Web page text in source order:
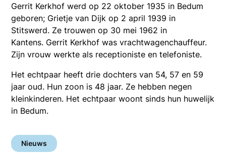
Gerrit Kerkhof werd op 22 oktober 1935 in Bedum
geboren; Grietje van Dijk op 2 april 1939 in
Stitswerd. Ze trouwen op 30 mei 1962 in
Kantens. Gerrit Kerkhof was vrachtwagenchauffeur.
Zijn vrouw werkte als receptioniste en telefoniste.
Het echtpaar heeft drie dochters van 54, 57 en 59
jaar oud. Hun zoon is 48 jaar. Ze hebben negen
kleinkinderen. Het echtpaar woont sinds hun huwelijk
in Bedum.
Nieuws